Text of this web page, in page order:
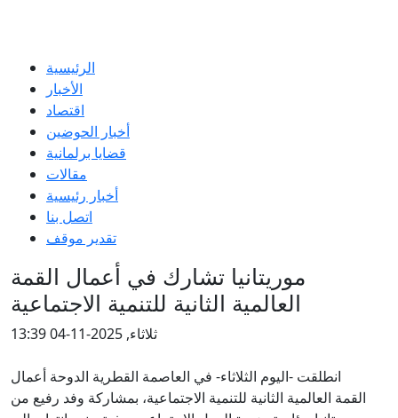
الرئيسية
الأخبار
اقتصاد
أخبار الحوضين
قضايا برلمانية
مقالات
أخبار رئيسية
اتصل بنا
تقدير موقف
موريتانيا تشارك في أعمال القمة
العالمية الثانية للتنمية الاجتماعية
ثلاثاء, 2025-11-04 13:39
انطلقت -اليوم الثلاثاء- في العاصمة القطرية الدوحة أعمال
القمة العالمية الثانية للتنمية الاجتماعية، بمشاركة وفد رفيع من